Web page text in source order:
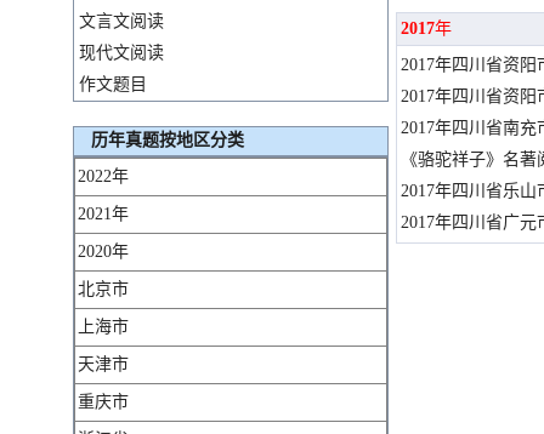
文言文阅读
现代文阅读
作文题目
历年真题按地区分类
2022年
2021年
2020年
北京市
上海市
天津市
重庆市
2017年
2017年四川省资
2017年四川省资
2017年四川省南
《骆驼祥子》名
2017年四川省乐
2017年四川省广